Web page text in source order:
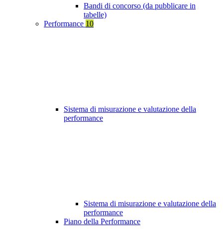
Bandi di concorso (da pubblicare in
tabelle)
Performance 10
Sistema di misurazione e valutazione della
performance
Sistema di misurazione e valutazione della
performance
Piano della Performance